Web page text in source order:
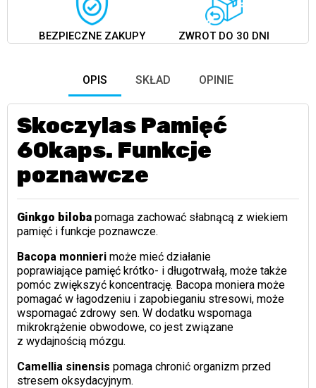
BEZPIECZNE ZAKUPY ZWROT DO 30 DNI
OPIS SKŁAD OPINIE
Skoczylas Pamięć
60kaps. Funkcje
poznawcze
Ginkgo biloba pomaga zachować słabnącą z wiekiem
pamięć i funkcje poznawcze.
Bacopa monnierimoże mieć działanie
poprawiające pamięć krótko- i długotrwałą, może także
pomóc zwiększyć koncentrację. Bacopa moniera może
pomagać w łagodzeniu i zapobieganiu stresowi, może
wspomagać zdrowy sen. W dodatku wspomaga
mikrokrążenie obwodowe, co jest związane
z wydajnością mózgu.
Camellia sinensis pomaga chronić organizm przed
stresem oksydacyjnym.